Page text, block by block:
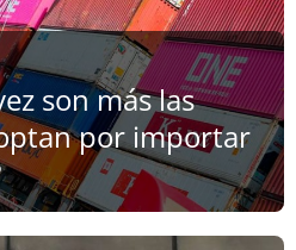
son más las
por importar